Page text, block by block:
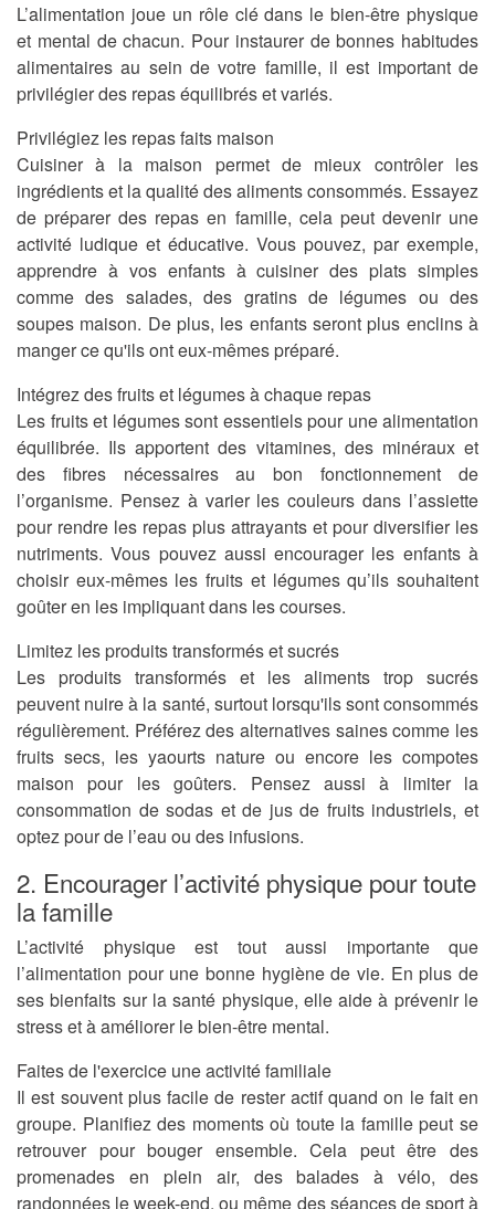
L’alimentation joue un rôle clé dans le bien-être physique
et mental de chacun. Pour instaurer de bonnes habitudes
alimentaires au sein de votre famille, il est important de
privilégier des repas équilibrés et variés.
Privilégiez les repas faits maison
Cuisiner à la maison permet de mieux contrôler les
ingrédients et la qualité des aliments consommés. Essayez
de préparer des repas en famille, cela peut devenir une
activité ludique et éducative. Vous pouvez, par exemple,
apprendre à vos enfants à cuisiner des plats simples
comme des salades, des gratins de légumes ou des
soupes maison. De plus, les enfants seront plus enclins à
manger ce qu'ils ont eux-mêmes préparé.
Intégrez des fruits et légumes à chaque repas
Les fruits et légumes sont essentiels pour une alimentation
équilibrée. Ils apportent des vitamines, des minéraux et
des fibres nécessaires au bon fonctionnement de
l’organisme. Pensez à varier les couleurs dans l’assiette
pour rendre les repas plus attrayants et pour diversifier les
nutriments. Vous pouvez aussi encourager les enfants à
choisir eux-mêmes les fruits et légumes qu’ils souhaitent
goûter en les impliquant dans les courses.
Limitez les produits transformés et sucrés
Les produits transformés et les aliments trop sucrés
peuvent nuire à la santé, surtout lorsqu'ils sont consommés
régulièrement. Préférez des alternatives saines comme les
fruits secs, les yaourts nature ou encore les compotes
maison pour les goûters. Pensez aussi à limiter la
consommation de sodas et de jus de fruits industriels, et
optez pour de l’eau ou des infusions.
2. Encourager l’activité physique pour toute
la famille
L’activité physique est tout aussi importante que
l’alimentation pour une bonne hygiène de vie. En plus de
ses bienfaits sur la santé physique, elle aide à prévenir le
stress et à améliorer le bien-être mental.
Faites de l'exercice une activité familiale
Il est souvent plus facile de rester actif quand on le fait en
groupe. Planifiez des moments où toute la famille peut se
retrouver pour bouger ensemble. Cela peut être des
promenades en plein air, des balades à vélo, des
randonnées le week-end, ou même des séances de sport à